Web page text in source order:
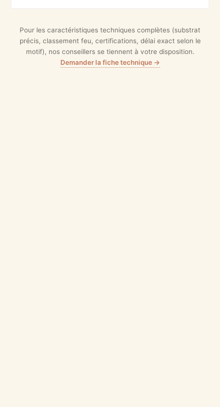
Pour les caractéristiques techniques complètes (substrat
précis, classement feu, certifications, délai exact selon le
motif), nos conseillers se tiennent à votre disposition.
Demander la fiche technique →